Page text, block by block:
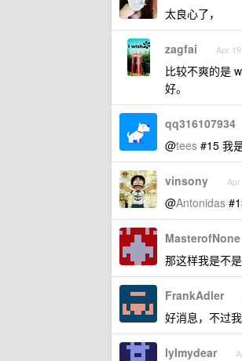
太良心了，
zagfai Apr
比较不爽的是
好。
qq316107934
@tees #15 我
vinsony
@Antonidas
MasterofNone
那这样我是不
FrankAdler
好消息，不过
lylmydear